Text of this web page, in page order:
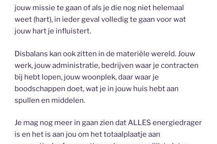
jouw missie te gaan of als je die nog niet helemaal
weet (hart), in ieder geval volledig te gaan voor wat
jouw hart je influistert.
Disbalans kan ook zitten in de materiële wereld. Jouw
werk, jouw administratie, bedrijven waar je contracten
bij hebt lopen, jouw woonplek, daar waar je
boodschappen doet, wat je in jouw huis hebt aan
spullen en middelen.
Je mag nog meer in gaan zien dat ALLES energiedrager
is en het is aan jou om het totaalplaatje aan